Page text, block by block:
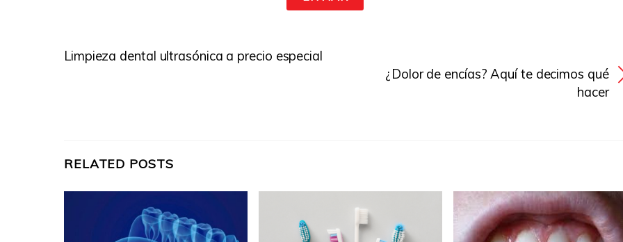
Limpieza dental ultrasónica a precio especial
¿Dolor de encías? Aquí te decimos qué
hacer
RELATED POSTS